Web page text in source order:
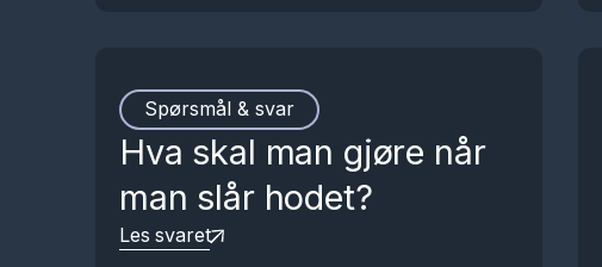
Spørsmål & svar
Hva skal man gjøre når
man slår hodet?
Les svaret